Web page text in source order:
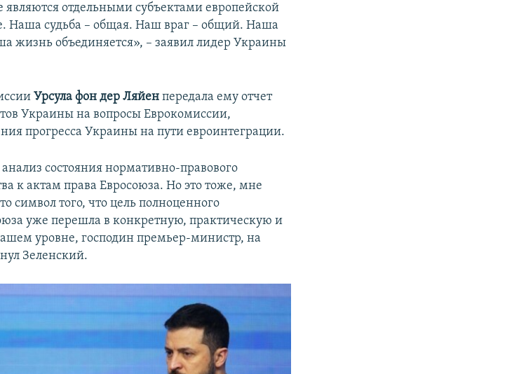
отдельными субъектами европейской
Наша судьба – общая. Наш враг – общий. Наша
жизнь объединяется», – заявил лидер Украины
Урсула фон дер Ляйен передала ему отчет
Украины на вопросы Еврокомиссии,
прогресса Украины на пути евроинтеграции.
состояния нормативно-правового
к актам права Евросоюза. Но это тоже, мне
символ того, что цель полноценного
уже перешла в конкретную, практическую и
уровне, господин премьер-министр, на
Зеленский.